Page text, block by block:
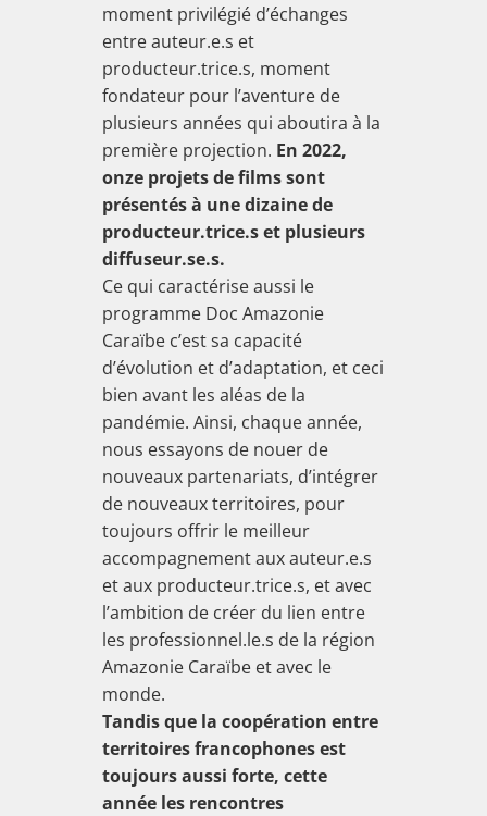
moment privilégié d’échanges
entre auteur.e.s et
producteur.trice.s, moment
fondateur pour l’aventure de
plusieurs années qui aboutira à la
première projection. En 2022,
onze projets de films sont
présentés à une dizaine de
producteur.trice.s et plusieurs
diffuseur.se.s.
Ce qui caractérise aussi le
programme Doc Amazonie
Caraïbe c’est sa capacité
d’évolution et d’adaptation, et ceci
bien avant les aléas de la
pandémie. Ainsi, chaque année,
nous essayons de nouer de
nouveaux partenariats, d’intégrer
de nouveaux territoires, pour
toujours offrir le meilleur
accompagnement aux auteur.e.s
et aux producteur.trice.s, et avec
l’ambition de créer du lien entre
les professionnel.le.s de la région
Amazonie Caraïbe et avec le
monde.
Tandis que la coopération entre
territoires francophonesest
toujours aussi forte, cette
année les rencontres